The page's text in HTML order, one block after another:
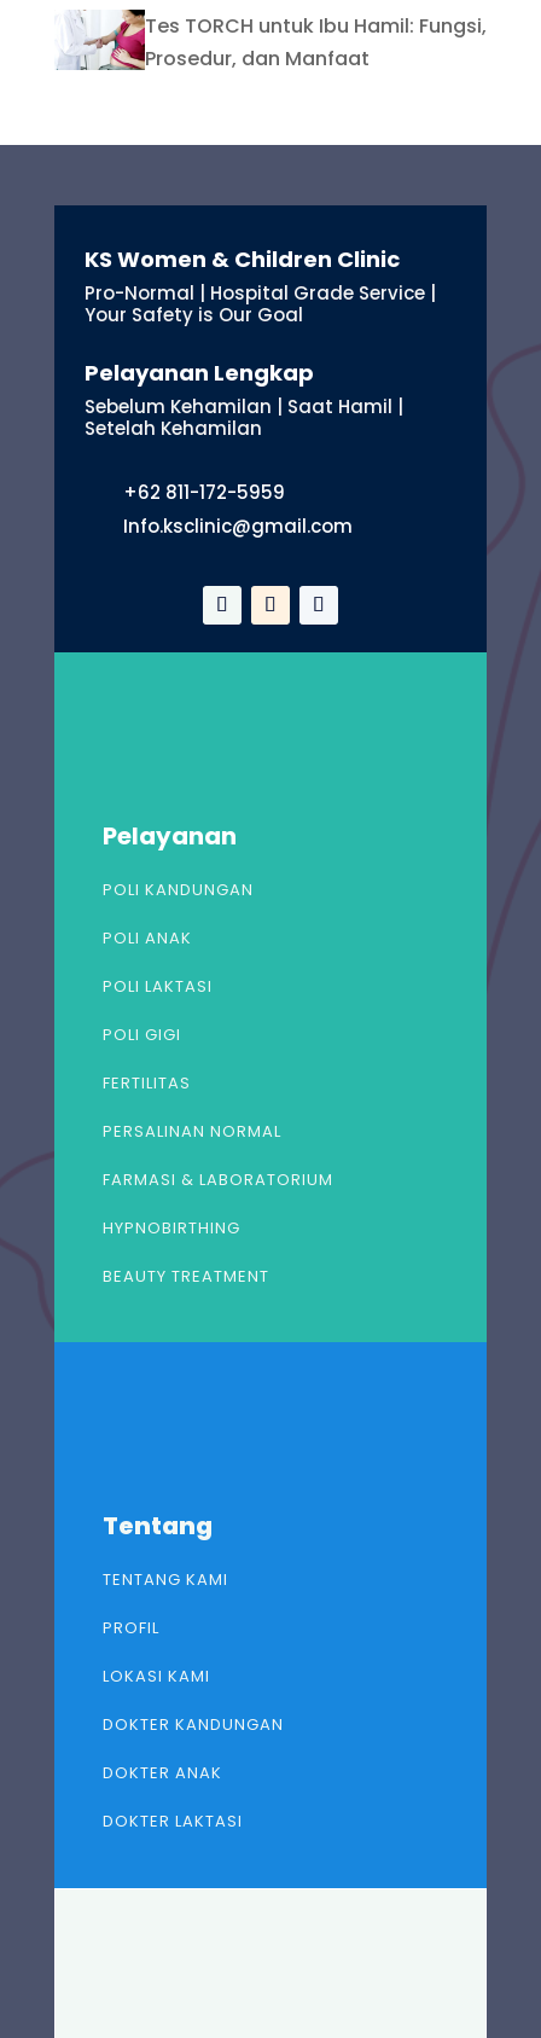
Tes TORCH untuk Ibu Hamil: Fungsi,
Prosedur, dan Manfaat
KS Women & Children Clinic
Pro-Normal | Hospital Grade Service |
Your Safety is Our Goal
Pelayanan Lengkap
Sebelum Kehamilan | Saat Hamil |
Setelah Kehamilan
+62 811-172-5959
Info.ksclinic@gmail.com
Pelayanan
POLI KANDUNGAN
POLI ANAK
POLI LAKTASI
POLI GIGI
FERTILITAS
PERSALINAN NORMAL
FARMASI & LABORATORIUM
HYPNOBIRTHING
BEAUTY TREATMENT
Tentang
TENTANG KAMI
PROFIL
LOKASI KAMI
DOKTER KANDUNGAN
DOKTER ANAK
DOKTER LAKTASI